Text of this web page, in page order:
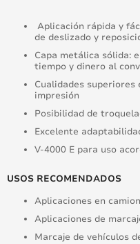
Aplicación rápida y
de deslizado y
Capa metálica sólida:
tiempo y dinero al
Cualidades
impresión
Posibilidad de
Excelente
V-4000 E para uso
USOS RECOMENDADOS
Aplicaciones en
Aplicaciones de
Marcaje de vehículos